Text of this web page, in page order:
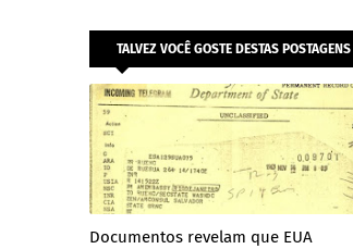
TALVEZ VOCÊ GOSTE DESTAS POSTAGENS
Documentos revelam que EUA